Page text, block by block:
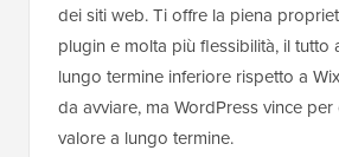
dei siti web. Ti offre la piena
plugin e molta più flessibilità, il tutto
lungo termine inferiore rispetto a
da avviare, ma WordPress vince per
valore a lungo termine.